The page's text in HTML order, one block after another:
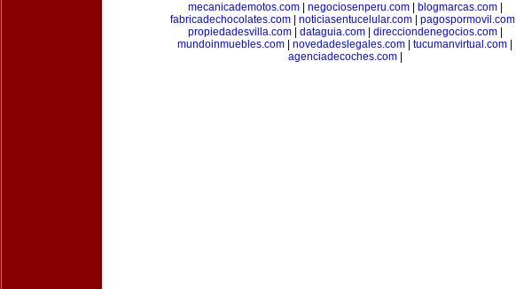
mecanicademotos.com| negociosenperu.com| blogmarcas.com|
fabricadechocolates.com| noticiasentucelular.com| pagospormovil.com|
propiedadesvilla.com| dataguia.com| direcciondenegocios.com|
mundoinmuebles.com
novedadeslegales.com tucumanvirtual.com
agenciadecoches.com|